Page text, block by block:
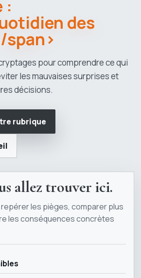
:
des
pour comprendre ce qui
les mauvaises surprises et
décisions.
rubrique
allez trouver ici.
les pièges, comparer plus
les conséquences concrètes